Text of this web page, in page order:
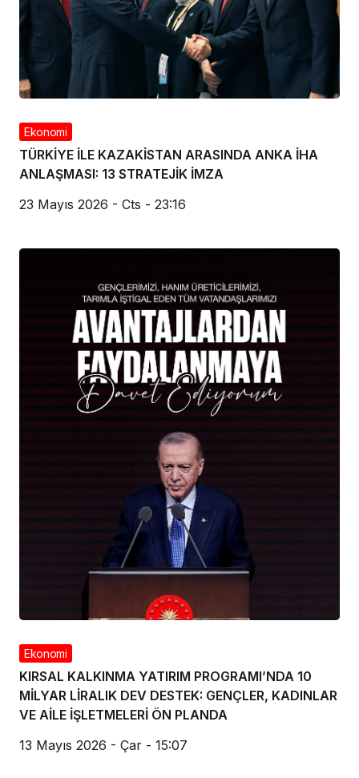
Ekonomi
TÜRKİYE İLE KAZAKİSTAN ARASINDA ANKA İHA
ANLAŞMASI: 13 STRATEJİK İMZA
23 Mayıs 2026 - Cts - 23:16
Ekonomi
KIRSAL KALKINMA YATIRIM PROGRAMI’NDA 10
MİLYAR LİRALIK DEV DESTEK: GENÇLER, KADINLAR
VE AİLE İŞLETMELERİ ÖN PLANDA
13 Mayıs 2026 - Çar - 15:07